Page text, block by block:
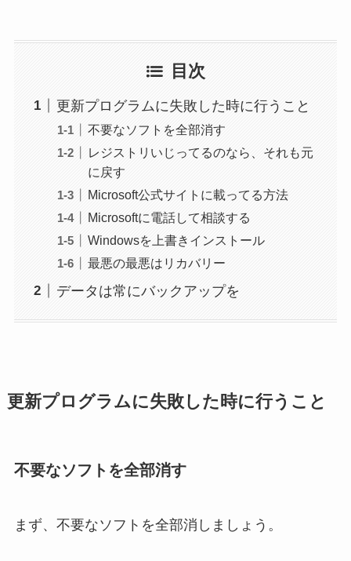
目次
更新プログラムに失敗した時に行うこと
不要なソフトを全部消す
レジストリいじってるのなら、それも元
に戻す
Microsoft公式サイトに載ってる方法
Microsoftに電話して相談する
Windowsを上書きインストール
最悪の最悪はリカバリー
データは常にバックアップを
更新プログラムに失敗した時に行うこと
不要なソフトを全部消す
まず、不要なソフトを全部消しましょう。